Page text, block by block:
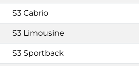
S3 Cabrio
S3 Limousine
S3 Sportback